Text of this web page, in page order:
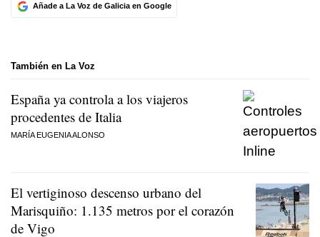
Añade a La Voz de Galicia en Google
También en La Voz
España ya controla a los viajeros
procedentes de Italia
MARÍA EUGENIA ALONSO
El vertiginoso descenso urbano del
Marisquiño: 1.135 metros por el corazón
de Vigo